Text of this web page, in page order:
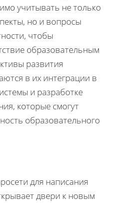
учитывать не только
но и вопросы
чтобы
образовательным
развития
в их интеграции в
и разработке
которые смогут
образовательного
для написания
двери к новым